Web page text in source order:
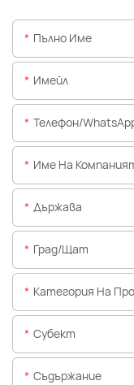
Пълно Име
Имейл
Телефон/
Име На
Държава
Град/щат
Категория На
Субект
Съдържание